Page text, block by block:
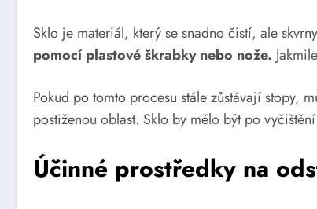
Sklo je materiál, který se snadno čistí, ale
pomocí plastové škrabky nebo nože.
Pokud po tomto procesu stále zůstávají stopy,
postiženou oblast. Sklo by mělo být po
Účinné prostředky na